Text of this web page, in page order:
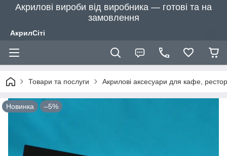
Акрилові вироби від виробника — готові та на
замовлення
АкрилСіті
Товари та послуги Акрилові аксесуари для кафе,
Новинка –5%